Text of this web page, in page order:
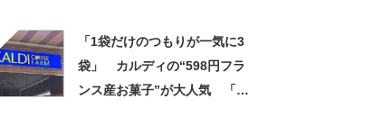
「1袋だけのつもりが一気に3
袋」 カルディの“598円フラ
ンス産お菓子”が大人気 「デ